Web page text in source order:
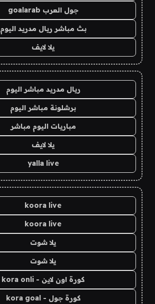
جول العرب goalarab
بث مباشر ريال مدريد اليوم
يلا لايف
ريال مدريد مباشر اليوم
برشلونة مباشر اليوم
مباريات اليوم مباشر
يلا لايف
yalla live
koora live
koora live
يلا شوت
يلا شوت
كورة اون لاين - kora onli
كورة جول - kora goal